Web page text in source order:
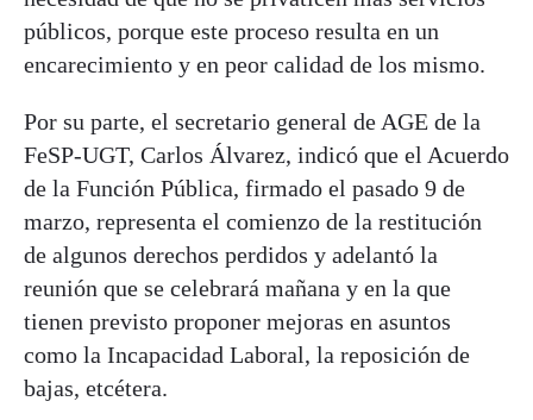
públicos, porque este proceso resulta en un
encarecimiento y en peor calidad de los mismo.
Por su parte, el secretario general de AGE de la
FeSP-UGT, Carlos Álvarez, indicó que el Acuerdo
de la Función Pública, firmado el pasado 9 de
marzo, representa el comienzo de la restitución
de algunos derechos perdidos y adelantó la
reunión que se celebrará mañana y en la que
tienen previsto proponer mejoras en asuntos
como la Incapacidad Laboral, la reposición de
bajas, etcétera.